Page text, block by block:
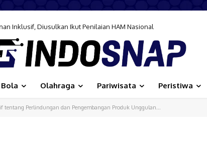
Inklusif, Diusulkan Ikut Penilaian HAM Nasional
Bola Olahraga Pariwisata Peristiwa
tentang Perlindungan dan Pengembangan Produk Unggulan...